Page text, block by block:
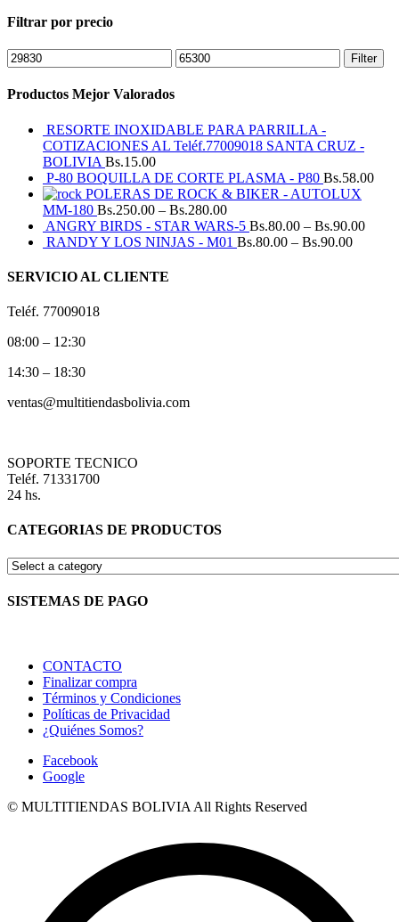
Filtrar por precio
Min
price
Max
price
Filter
Productos Mejor Valorados
RESORTE INOXIDABLE PARA PARRILLA -
COTIZACIONES AL Teléf.77009018 SANTA CRUZ -
BOLIVIA Bs.15.00
P-80 BOQUILLA DE CORTE PLASMA - P80 Bs.58.00
POLERAS DE ROCK & BIKER - AUTOLUX
MM-180 Bs.250.00 – Bs.280.00
ANGRY BIRDS - STAR WARS-5 Bs.80.00 – Bs.90.00
RANDY Y LOS NINJAS - M01 Bs.80.00 – Bs.90.00
SERVICIO AL CLIENTE
Teléf. 77009018
08:00 – 12:30
14:30 – 18:30
ventas@multitiendasbolivia.com
SOPORTE TECNICO
Teléf. 71331700
24 hs.
CATEGORIAS DE PRODUCTOS
SISTEMAS DE PAGO
CONTACTO
Finalizar compra
Términos y Condiciones
Políticas de Privacidad
¿Quiénes Somos?
Facebook
Google
© MULTITIENDAS BOLIVIA All Rights Reserved